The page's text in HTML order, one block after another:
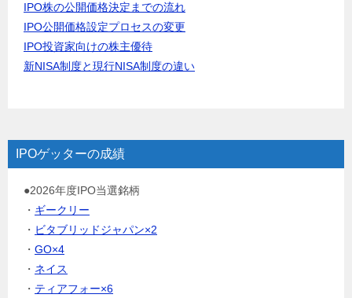
IPO株の公開価格決定までの流れ
IPO公開価格設定プロセスの変更
IPO投資家向けの株主優待
新NISA制度と現行NISA制度の違い
IPOゲッターの成績
●2026年度IPO当選銘柄
・ ギークリー
・ ビタブリッドジャパン×2
・ GO×4
・ ネイス
・ ティアフォー×6